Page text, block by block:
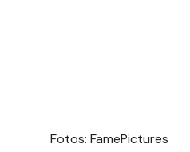
Fotos: FamePictures